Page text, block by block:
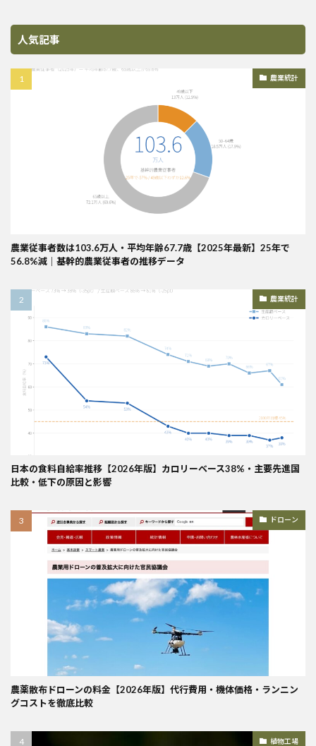
人気記事
農業統計
農業従事者数は103.6万人・平均年齢67.7歳【2025年最新】25年で
56.8%減｜基幹的農業従事者の推移データ
農業統計
日本の食料自給率推移【2026年版】カロリーベース38%・主要先進国
比較・低下の原因と影響
ドローン
農薬散布ドローンの料金【2026年版】代行費用・機体価格・ランニン
グコストを徹底比較
植物工場